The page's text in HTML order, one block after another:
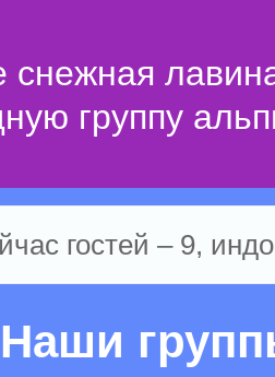
снежная
группу
гостей – 9,
Наши